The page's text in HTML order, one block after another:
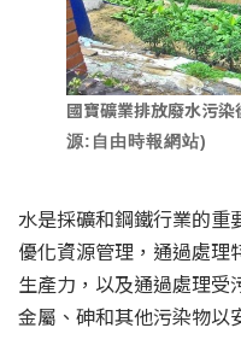
國寶礦業排放廢水污
源:自由時報網站)
水是採礦和鋼鐵行業的重
優化資源管理，通過處理
生產力，以及通過處理受
金屬、砷和其他污染物以